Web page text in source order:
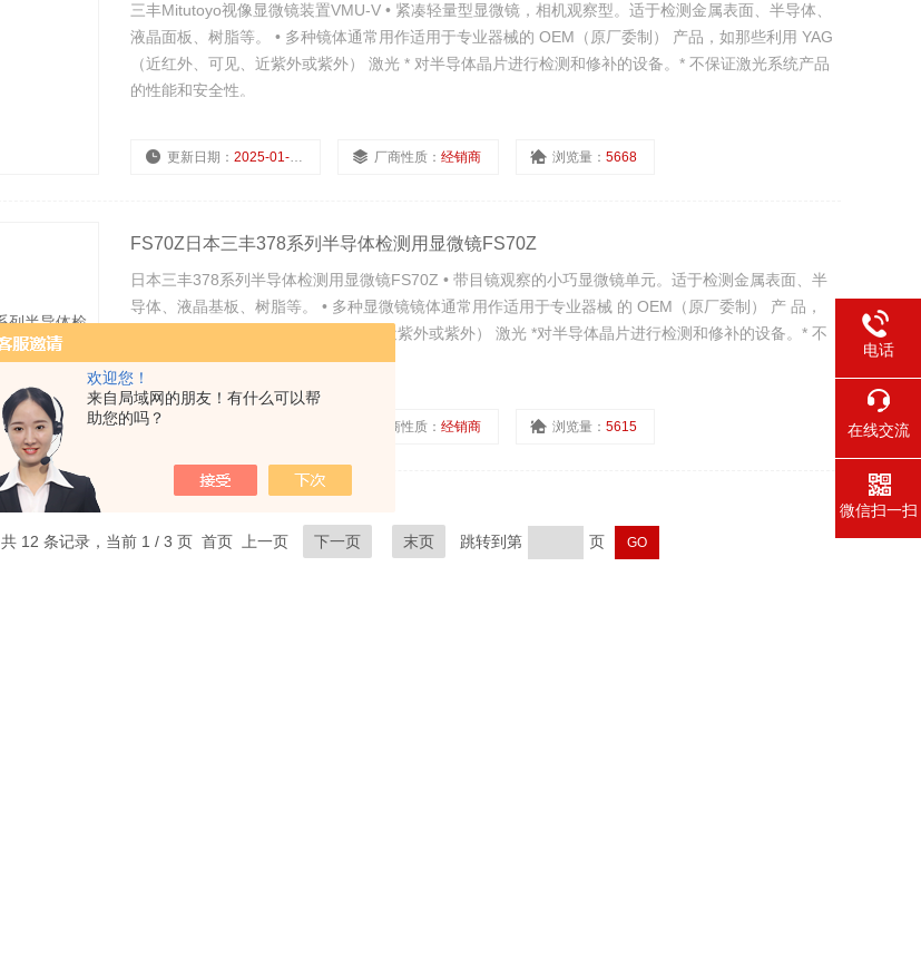
欢迎您！
来自局域网的朋友！有什么可以帮
助您的吗？
三丰Mitutoyo视像显微镜装置VMU-V • 紧凑轻量型显微镜，相机观察型。适于检测金属表面、半导体、
液晶面板、树脂等。 • 多种镜体通常用作适用于专业器械的 OEM（原厂委制） 产品，如那些利用 YAG
（近红外、可见、近紫外或紫外） 激光 * 对半导体晶片进行检测和修补的设备。* 不保证激光系统产品
的性能和安全性。
更新日期： 2025-01-08 厂商性质： 经销商 浏览量： 5668
FS70Z日本三丰378系列半导体检测用显微镜FS70Z
日本三丰378系列半导体检测用显微镜FS70Z • 带目镜观察的小巧显微镜单元。适于检测金属表面、半
导体、液晶基板、树脂等。 • 多种显微镜镜体通常用作适用于专业器械 的 OEM（原厂委制） 产 品，
如 那 些 利 用YAG（近红外、可见、近紫外或紫外） 激光 *对半导体晶片进行检测和修补的设备。* 不
保证激光系统产品的性能和安全性。
厂商性质： 经销商 浏览量： 5615
共 12 条记录，当前 1 / 3 页 首页 上一页 下一页 末页 跳转到第 页
电话
在线交流
微信扫一扫